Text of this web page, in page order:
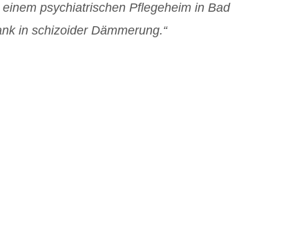
psychiatrischen Pflegeheim in Bad
in schizoider Dämmerung.“